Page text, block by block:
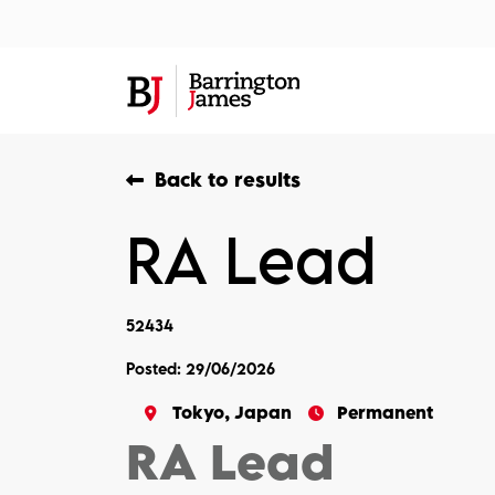
Back to results
RA Lead
52434
Posted: 29/06/2026
Tokyo, Japan Permanent
RA Lead